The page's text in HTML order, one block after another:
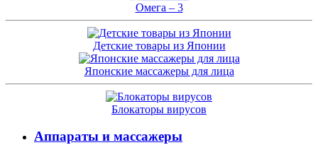
Омега – 3
Детские товары из Японии
Японские массажеры для лица
Блокаторы вирусов
Аппараты и массажеры